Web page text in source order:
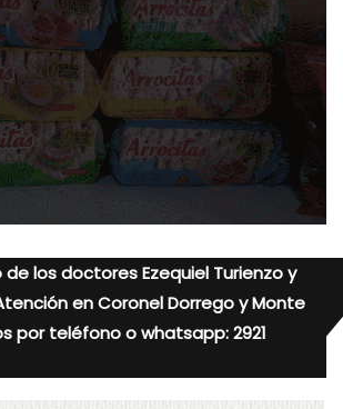
de los doctores Ezequiel Turienzo y
en Coronel Dorrego y Monte
por teléfono o whatsapp: 2921